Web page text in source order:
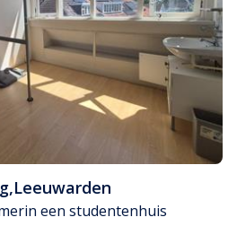
,Leeuwarden
in een studentenhuis